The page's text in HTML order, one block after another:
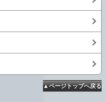
▲ページトップへ戻る